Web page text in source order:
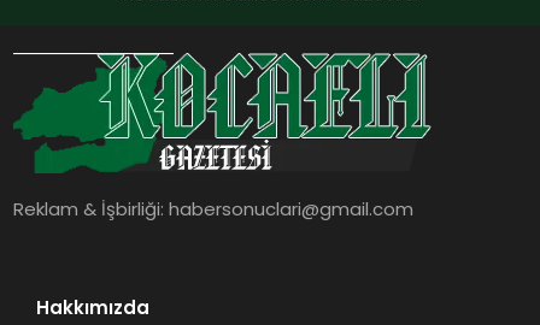
Reklam & İşbirliği:habersonuclari@gmail.com
Hakkımızda